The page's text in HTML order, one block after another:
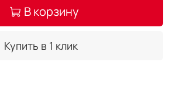
В корзину
Купить в 1 клик